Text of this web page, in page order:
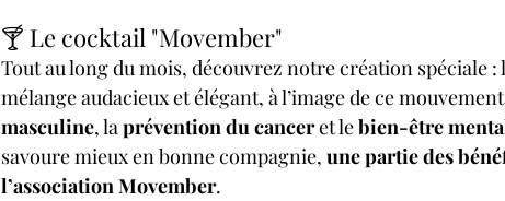
🍸 Le cocktail "Movember"
Tout au long du mois, découvrez notre création spéciale :
mélange audacieux et élégant, à l’image de ce
masculine, la prévention du cancer et le bien-être
savoure mieux en bonne compagnie, une partie des
l’association Movember.